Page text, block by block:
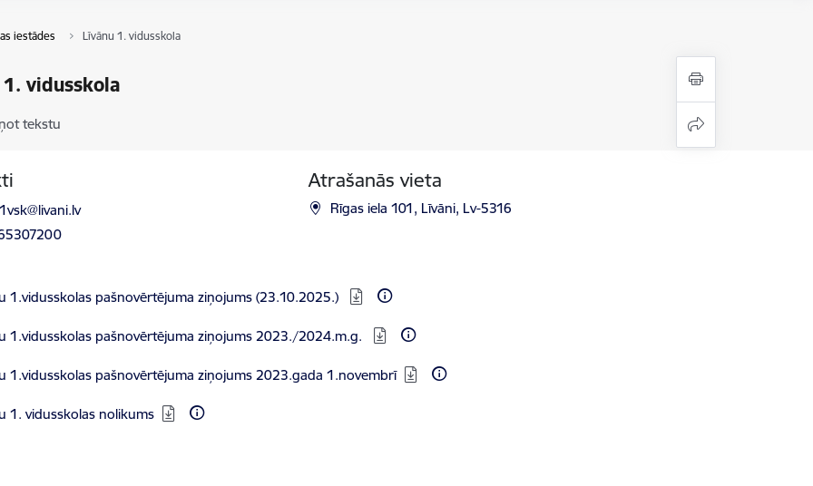
iestādes Līvānu 1. vidusskola
1. vidusskola
tekstu
Atrašanās vieta
Rīgas iela 101, Līvāni, Lv-5316
1.vidusskolas pašnovērtējuma ziņojums (23.10.2025.)
1.vidusskolas pašnovērtējuma ziņojums 2023./2024.m.g.
1.vidusskolas pašnovērtējuma ziņojums 2023.gada 1.novembrī
1. vidusskolas nolikums